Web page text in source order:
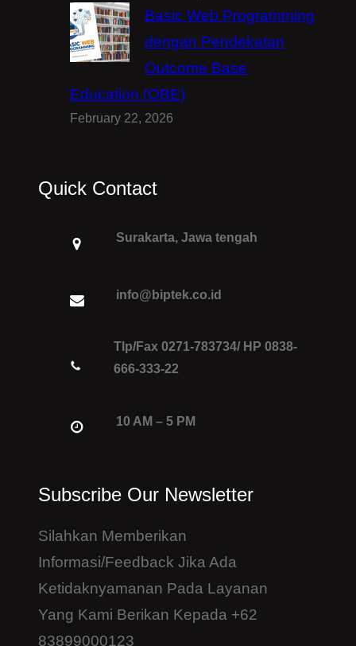
Basic Web Programming
dengan Pendekatan
Outcome Base
Education (OBE)
February 22, 2026
Quick Contact
Surakarta, Jawa tengah
info@biptek.co.id
Tlp/Fax 0271-783734/ HP 0838-
666-333-22
10 AM – 5 PM
Subscribe Our Newsletter
Silahkan Memberikan
Informasi/feedback Jika Ada
Ketidaknyamanan Pada Layanan
Yang Kami Berikan Kepada +62
83899000123